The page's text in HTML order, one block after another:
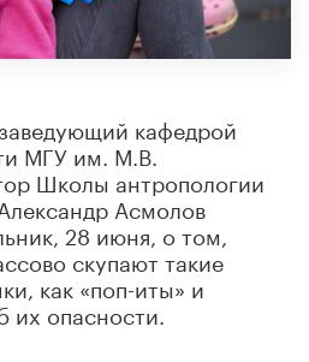
кафедрой
МГУ им. М.В.
Школы антропологии
Асмолов
28 июня, о том,
скупают такие
как «поп-иты» и
опасности.